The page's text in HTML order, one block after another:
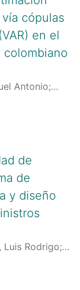
6539-5195
cópulas
en el
colombiano
Antonio;
cv
cv
gr
de
de
y diseño
Luis Rodrigo;